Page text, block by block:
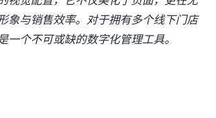
象与销售效率。对于拥有多个线下门店
一个不可或缺的数字化管理工具。